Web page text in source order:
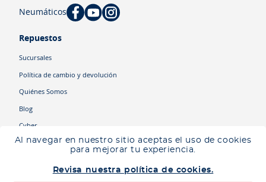
Al navegar en nuestro sitio aceptas el uso de cookies
para mejorar tu experiencia.
Revisa nuestra política de cookies.
Neumáticos
Repuestos
Sucursales
Política de cambio y devolución
Quiénes Somos
Blog
Cyber